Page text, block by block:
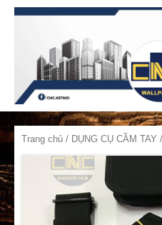
Trang chủ / DỤNG CỤ CẦM TAY